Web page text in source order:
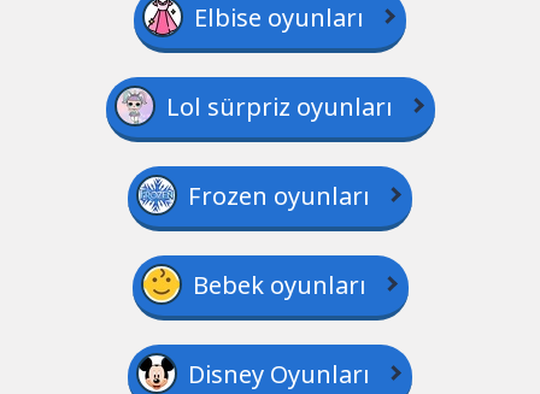
Elbise oyunları
Lol sürpriz oyunları
Frozen oyunları
Bebek oyunları
Disney Oyunları